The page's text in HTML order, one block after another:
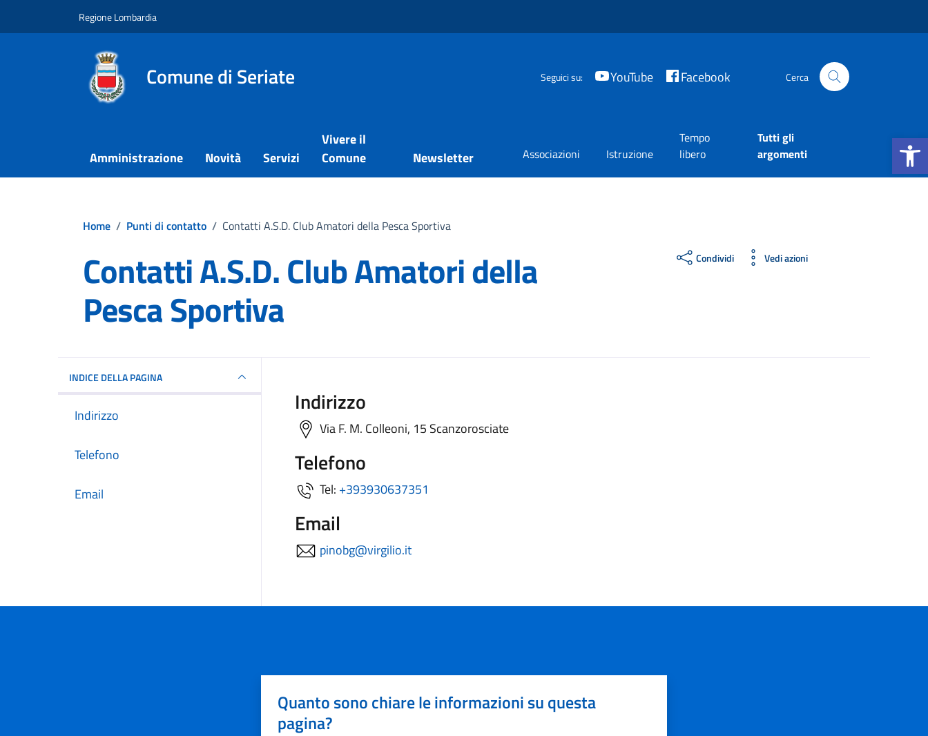
Apri la
Regione Lombardia
Comune di Seriate Seguici su: YouTube Facebook Cerca
Amministrazione Novità Servizi
Vivere il
Comune
Newsletter Associazioni Istruzione
Tempo
libero
Tutti gli
argomenti
Home / Punti di contatto / Contatti A.S.D. Club Amatori della Pesca Sportiva
Contatti A.S.D. Club Amatori della
Pesca Sportiva
Condividi Vedi azioni
INDICE DELLA PAGINA
Indirizzo
Telefono
Email
Indirizzo
Via F. M. Colleoni, 15 Scanzorosciate
Telefono
Tel: +393930637351
Email
pinobg@virgilio.it
Quanto sono chiare le informazioni su questa
pagina?